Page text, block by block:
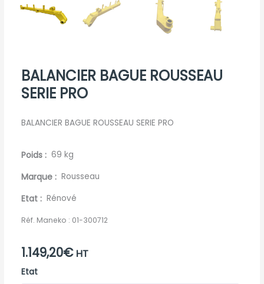
BALANCIER BAGUE ROUSSEAU
SERIE PRO
BALANCIER BAGUE ROUSSEAU SERIE PRO
Poids 69 kg
Marque Rousseau
Etat Rénové
Réf. Maneko : 01-300712
1.149,20€ HT
Etat
quantité